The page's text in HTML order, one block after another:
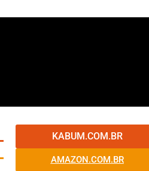
KABUM.COM.BR
AMAZON.COM.BR